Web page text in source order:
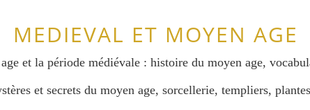
MEDIEVAL ET MOYEN AGE
et la période médiévale : histoire du moyen age,
et secrets du moyen age, sorcellerie, templiers,